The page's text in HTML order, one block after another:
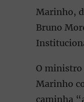
Marinho,
Bruno
O ministro
Marinho
caminha